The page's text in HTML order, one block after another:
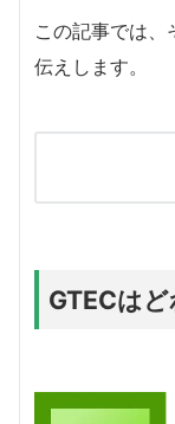
この記事では、
伝えします。
GTECは